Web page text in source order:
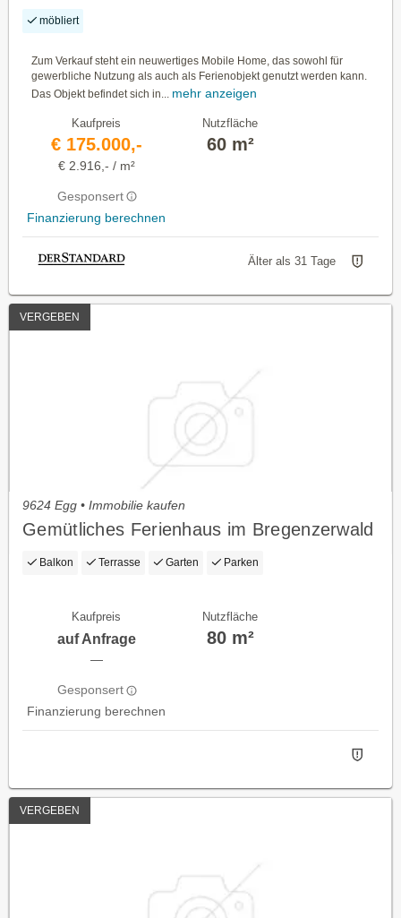
Auswahl
möbliert
Zum Verkauf steht ein neuwertiges Mobile Home, das sowohl für
gewerbliche Nutzung als auch als Ferienobjekt genutzt werden kann.
Das Objekt befindet sich in... mehr anzeigen
Kaufpreis
€ 175.000,-
€ 2.916,- / m²
Gesponsert
Finanzierung berechnen
Nutzfläche
60 m²
Älter als 31 Tage
VERGEBEN
9624 Egg • Immobilie kaufen
Gemütliches Ferienhaus im Bregenzerwald
Balkon Terrasse Garten Parken
Kaufpreis
auf Anfrage
—
Gesponsert
Finanzierung berechnen
Nutzfläche
80 m²
VERGEBEN